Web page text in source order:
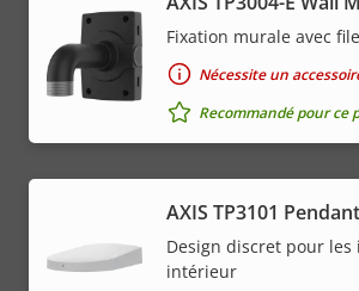
Fixation murale avec
Nécessite un
Recommandé pour ce
AXIS TP3101
Design discret pour
intérieur